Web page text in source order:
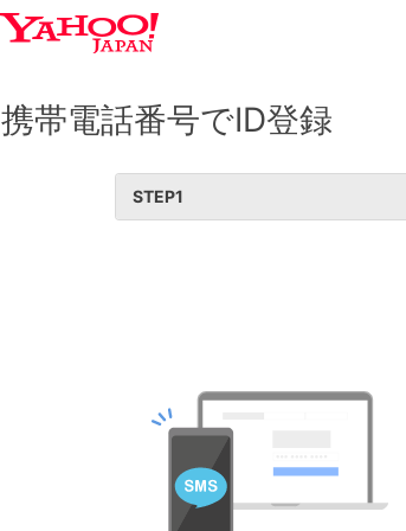
携帯電話番号でID登録
STEP1